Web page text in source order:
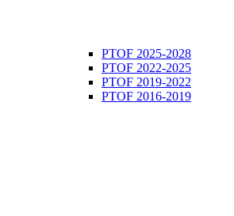
PTOF 2025-2028
PTOF 2022-2025
PTOF 2019-2022
PTOF 2016-2019